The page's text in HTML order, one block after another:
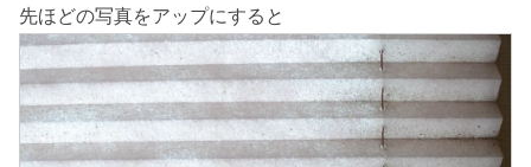
先ほどの写真をアップにすると